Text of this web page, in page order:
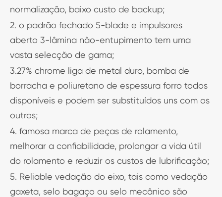
normalização, baixo custo de backup;
2. o padrão fechado 5-blade e impulsores
aberto 3-lâmina não-entupimento tem uma
vasta selecção de gama;
3.27% chrome liga de metal duro, bomba de
borracha e poliuretano de espessura forro todos
disponíveis e podem ser substituídos uns com os
outros;
4. famosa marca de peças de rolamento,
melhorar a confiabilidade, prolongar a vida útil
do rolamento e reduzir os custos de lubrificação;
5. Reliable vedação do eixo, tais como vedação
gaxeta, selo bagaço ou selo mecânico são